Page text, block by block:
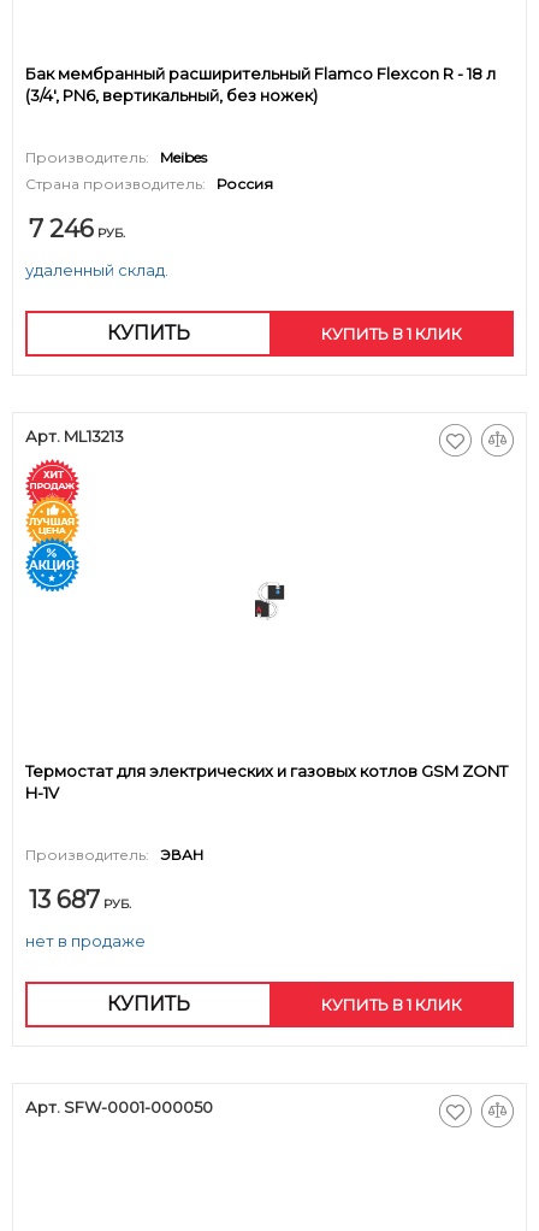
Бак мембранный расширительный Flamco Flexcon R - 18 л
(3/4', PN6, вертикальный, без ножек)
Производитель:
Meibes
Страна производитель:
Россия
7 246 РУБ.
удаленный склад.
КУПИТЬ КУПИТЬ В 1 КЛИК
Арт. ML13213
Термостат для электрических и газовых котлов GSM ZONT
H-1V
Производитель: ЭВАН
13 687 РУБ.
нет в продаже
КУПИТЬ КУПИТЬ В 1 КЛИК
Арт. SFW-0001-000050